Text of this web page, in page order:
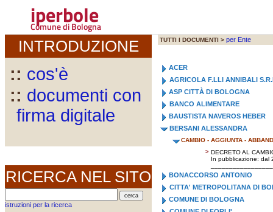
iperbole
Comune di Bologna
INTRODUZIONE
:: cos'è
:: documenti con
firma digitale
RICERCA NEL SITO
istruzioni per la ricerca
TUTTI I DOCUMENTI > per Ente
ACER
AGRICOLA F.LLI ANNIBALI
ASP CITTÀ DI BOLOGNA
BANCO ALIMENTARE
BAUSTISTA NAVEROS HEBER
BERSANI ALESSANDRA
CAMBIO - AGGIUNTA -
> DECRETO AL
In pubblicazione: dal
BONACCORSO ANTONIO
CITTA' METROPOLITANA DI
COMUNE DI BOLOGNA